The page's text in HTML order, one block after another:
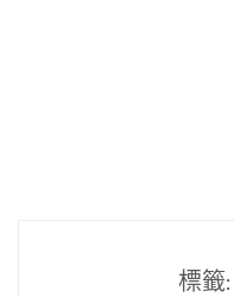
標籤: